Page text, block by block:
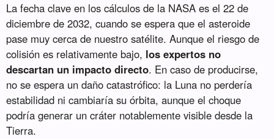
La fecha clave en los cálculos de la NASA es el 22 de
diciembre de 2032, cuando se espera que el asteroide
pase muy cerca de nuestro satélite. Aunque el riesgo de
colisión es relativamente bajo, los expertos no
descartan un impacto directo. En caso de producirse,
no se espera un daño catastrófico: la Luna no perdería
estabilidad ni cambiaría su órbita, aunque el choque
podría generar un cráter notablemente visible desde la
Tierra.